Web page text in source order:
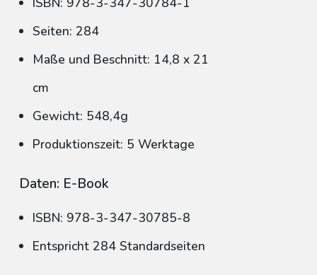
Seiten: 284
Maße und Beschnitt: 14,8 x 21
cm
Gewicht: 548,4g
Produktionszeit: 5 Werktage
Daten: E-Book
ISBN: 978-3-347-30785-8
Entspricht 284 Standardseiten